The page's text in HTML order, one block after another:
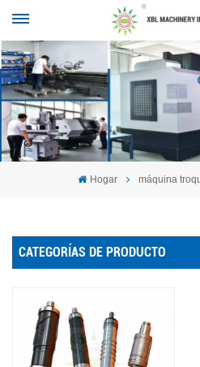
Hogar máquina
CATEGORÍAS DE PRODUCTO